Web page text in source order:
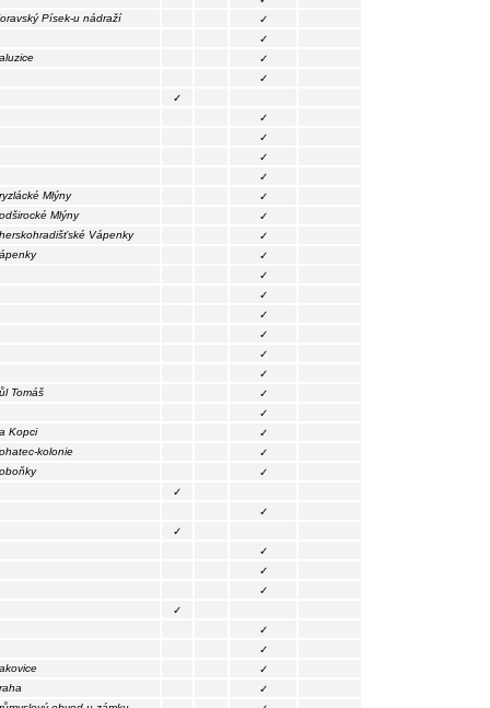
Písek-u nádraží
✓
✓
✓
✓
✓
✓
✓
✓
✓
Mlýny
✓
Mlýny
✓
Vápenky
✓
✓
✓
✓
✓
✓
✓
✓
Tomáš
✓
✓
Kopci
✓
kolonie
✓
✓
✓
✓
✓
✓
✓
✓
✓
✓
✓
✓
✓